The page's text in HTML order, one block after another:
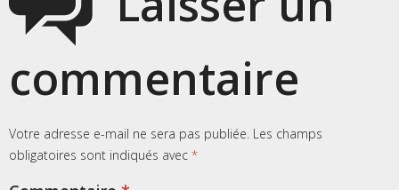
commentaire
Votre adresse e-mail ne sera pas publiée. Les champs
obligatoires sont indiqués avec *